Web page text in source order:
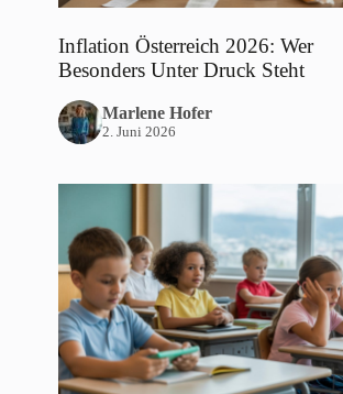
Inflation Österreich 2026: Wer
Besonders Unter Druck Steht
Marlene Hofer
2. Juni 2026